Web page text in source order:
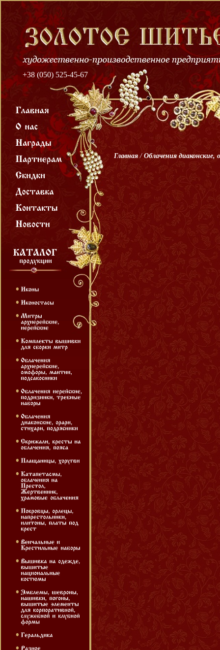
+38 (050) 525-45-67
Главная / Облачения диаконские,